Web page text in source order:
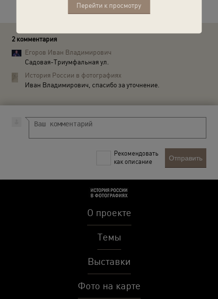
Перейти к просмотру
2 комментария
Егоров Иван Владимирович
Садовая-Триумфальная ул.
История России в фотографиях
Иван Владимирович, спасибо за уточнение.
Рекомендовать
как описание
Отправить
О проекте
Темы
Выставки
Фото на карте